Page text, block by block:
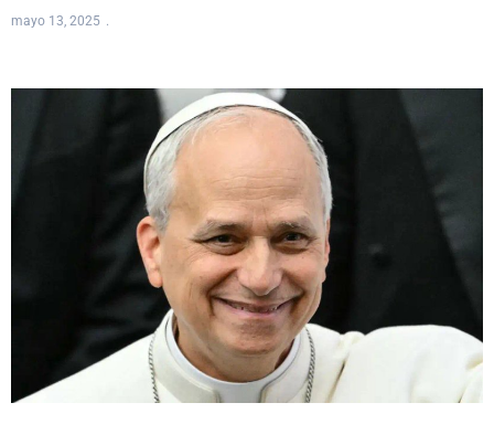
mayo 13, 2025